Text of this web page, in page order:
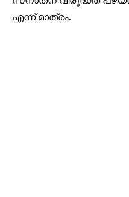
എന്ന് മാത്രം.